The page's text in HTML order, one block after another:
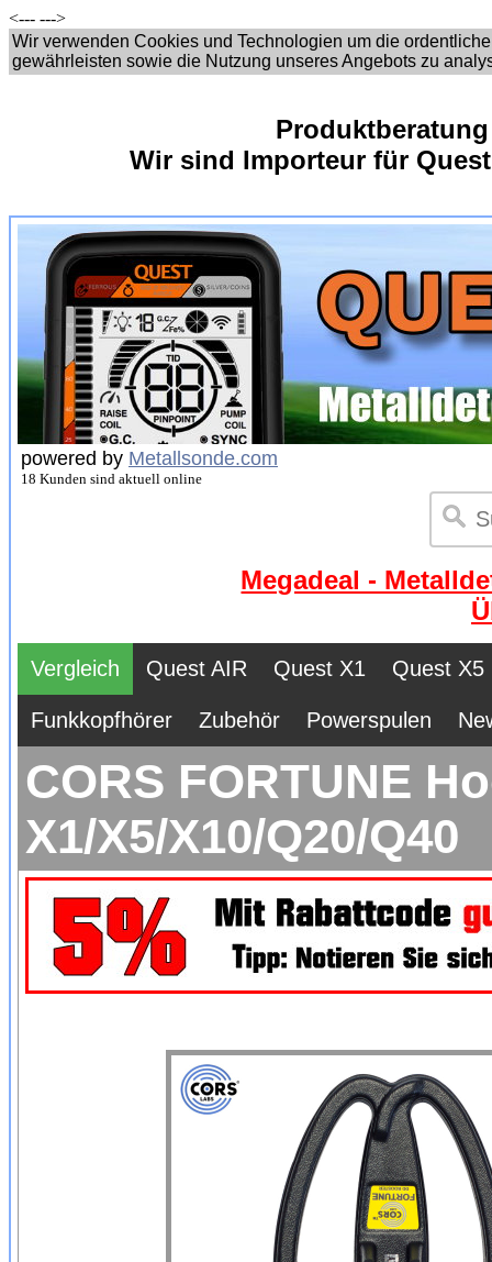
<--- --->
Wir verwenden Cookies und Technologien um die
gewährleisten sowie die Nutzung unseres Angebots zu
Wir sind Importeur für
powered by Metallsonde.com
18 Kunden sind aktuell online
Megadeal -
Vergleich Quest AIR Quest X1 Quest X5
Funkkopfhörer Zubehör Powerspulen
CORS FORTUNE
X1/X5/X10/Q20/Q40